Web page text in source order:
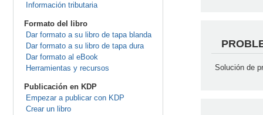
Información tributaria
Formato del libro
Dar formato a su libro de tapa blanda
Dar formato a su libro de tapa dura
Dar formato al eBook
Herramientas y recursos
Publicación en KDP
Empezar a publicar con KDP
Crear un libro
Solución de